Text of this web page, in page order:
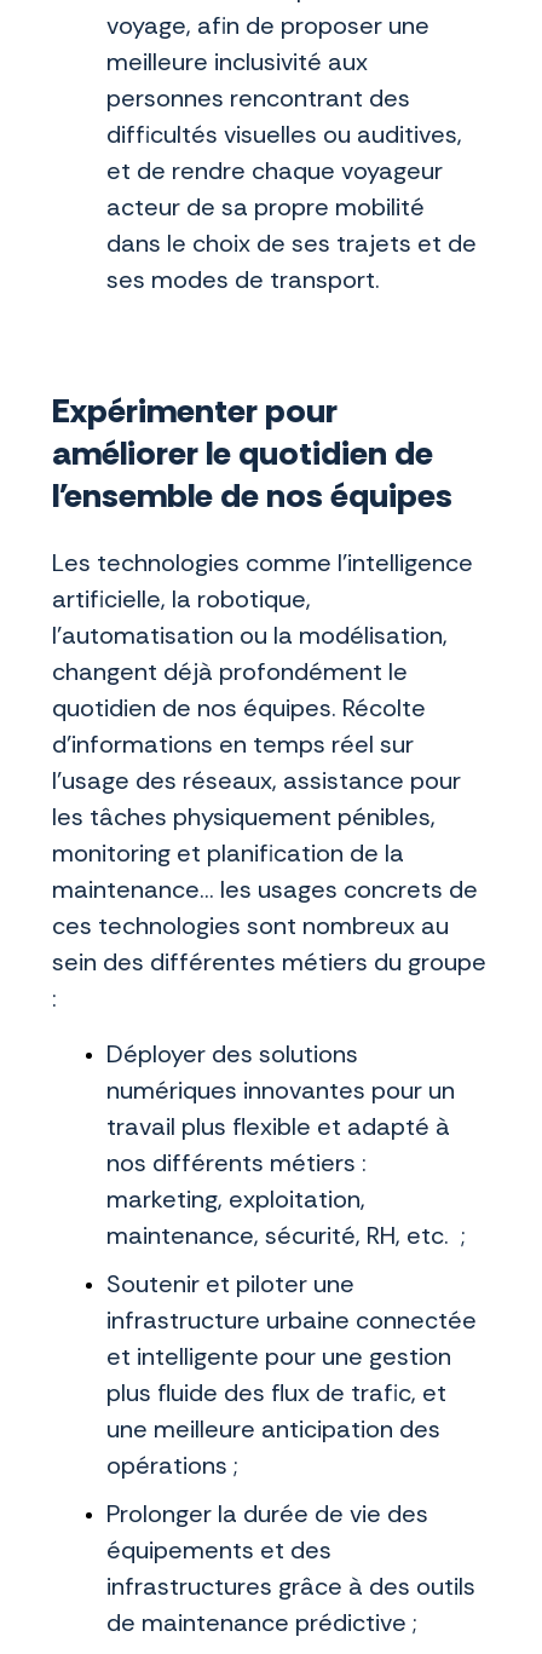
voyage, afin de proposer une
meilleure inclusivité aux
personnes rencontrant des
difficultés visuelles ou auditives,
et de rendre chaque voyageur
acteur de sa propre mobilité
dans le choix de ses trajets et de
ses modes de transport.
Expérimenter pour
améliorer le quotidien de
l'ensemble de nos équipes
Les technologies comme l’intelligence
artificielle, la robotique,
l’automatisation ou la modélisation,
changent déjà profondément le
quotidien de nos équipes. Récolte
d’informations en temps réel sur
l’usage des réseaux, assistance pour
les tâches physiquement pénibles,
monitoring et planification de la
maintenance… les usages concrets de
ces technologies sont nombreux au
sein des différentes métiers du groupe
:
Déployer des solutions
numériques innovantes pour un
travail plus flexible et adapté à
nos différents métiers :
marketing, exploitation,
maintenance, sécurité, RH, etc. ;
Soutenir et piloter une
infrastructure urbaine connectée
et intelligente pour une gestion
plus fluide des flux de trafic, et
une meilleure anticipation des
opérations ;
Prolonger la durée de vie des
équipements et des
infrastructures grâce à des outils
de maintenance prédictive ;